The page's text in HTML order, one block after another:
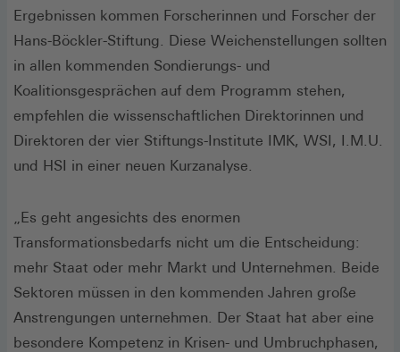
Ergebnissen kommen Forscherinnen und Forscher der
Hans-Böckler-Stiftung. Diese Weichenstellungen sollten
in allen kommenden Sondierungs- und
Koalitionsgesprächen auf dem Programm stehen,
empfehlen die wissenschaftlichen Direktorinnen und
Direktoren der vier Stiftungs-Institute IMK, WSI, I.M.U.
und HSI in einer neuen Kurzanalyse.
„Es geht angesichts des enormen
Transformationsbedarfs nicht um die Entscheidung:
mehr Staat oder mehr Markt und Unternehmen. Beide
Sektoren müssen in den kommenden Jahren große
Anstrengungen unternehmen. Der Staat hat aber eine
besondere Kompetenz in Krisen- und Umbruchphasen,